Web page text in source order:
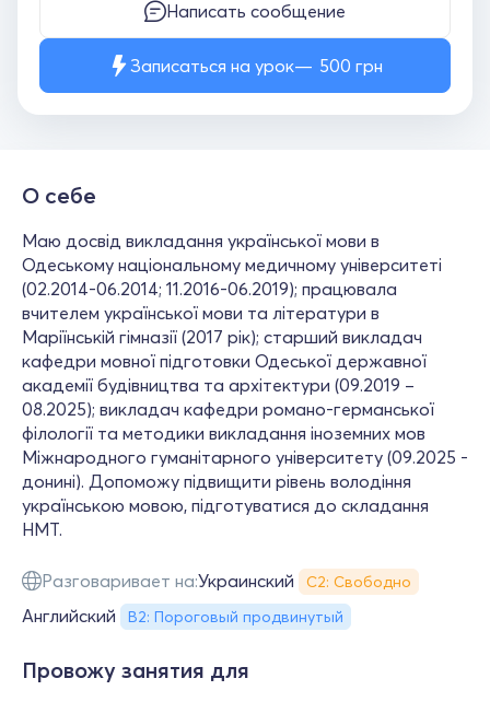
Написать сообщение
Записаться на урок 500 грн
О себе
Маю досвід викладання української мови в
Одеському національному медичному університеті
(02.2014-06.2014; 11.2016-06.2019); працювала
вчителем української мови та літератури в
Маріїнській гімназії (2017 рік); старший викладач
кафедри мовної підготовки Одеської державної
академії будівництва та архітектури (09.2019 –
08.2025); викладач кафедри романо-германської
філології та методики викладання іноземних мов
Міжнародного гуманітарного університету (09.2025 -
донині). Допоможу підвищити рівень володіння
українською мовою, підготуватися до складання
НМТ.
Разговаривает на:Украинский С2: Свободно
Английский B2: Пороговый продвинутый
Провожу занятия для